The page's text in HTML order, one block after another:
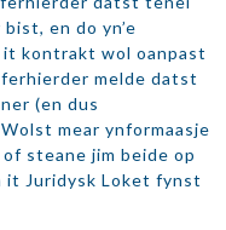
en do yn’e
kontrakt wol oanpast
melde datst
(en dus
mear ynformaasje
steane jim beide op
it Juridysk Loket fynst